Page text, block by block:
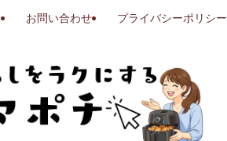
お問い合わせ プライバシーポリシー